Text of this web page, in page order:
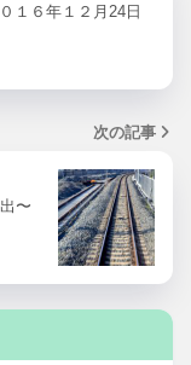
１６年１２月24日
次の記事
〜